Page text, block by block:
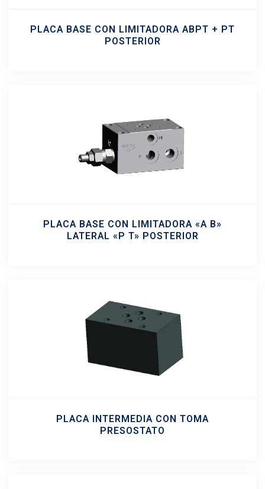
PLACA BASE CON LIMITADORA ABPT + PT
POSTERIOR
PLACA BASE CON LIMITADORA «A B»
LATERAL «P T» POSTERIOR
PLACA INTERMEDIA CON TOMA
PRESOSTATO